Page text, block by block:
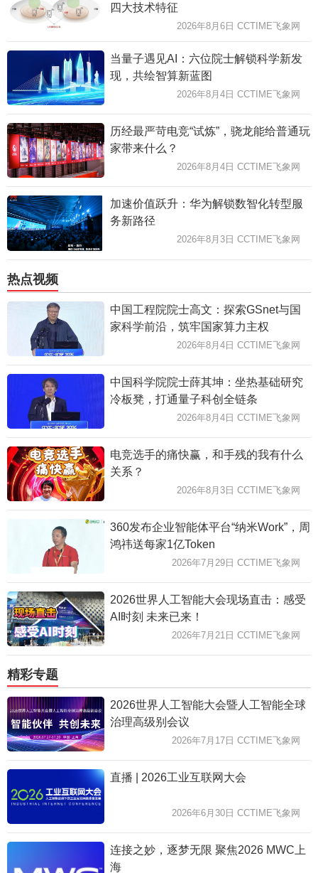
四大技术特征
2026年8月6日 CCTIME飞象网
当量子遇见AI：六位院士解锁科学新发
现，共绘智算新蓝图
2026年8月4日 CCTIME飞象网
历经最严苛电竞“试炼”，骁龙能给普通玩
家带来什么？
2026年8月4日 CCTIME飞象网
加速价值跃升：华为解锁数智化转型服
务新路径
2026年8月3日 CCTIME飞象网
热点视频
中国工程院院士高文：探索GSnet与国
家科学前沿，筑牢国家算力主权
2026年8月4日 CCTIME飞象网
中国科学院院士薛其坤：坐热基础研究
冷板凳，打通量子科创全链条
2026年8月4日 CCTIME飞象网
电竞选手的痛快赢，和手残的我有什么
关系？
2026年8月3日 CCTIME飞象网
360发布企业智能体平台“纳米Work”，周
鸿祎送每家1亿Token
2026年7月29日 CCTIME飞象网
2026世界人工智能大会现场直击：感受
AI时刻 未来已来！
2026年7月21日 CCTIME飞象网
精彩专题
2026世界人工智能大会暨人工智能全球
治理高级别会议
2026年7月17日 CCTIME飞象网
直播 | 2026工业互联网大会
2026年6月30日 CCTIME飞象网
连接之妙，逐梦无限 聚焦2026 MWC上
海